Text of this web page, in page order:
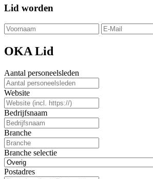
Lid worden
OKA Lid
Aantal personeelsleden
Website
Bedrijfsnaam
Branche
Branche selectie
Postadres